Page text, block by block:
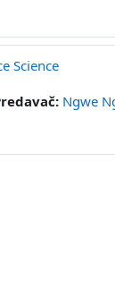
Science
Ngwe